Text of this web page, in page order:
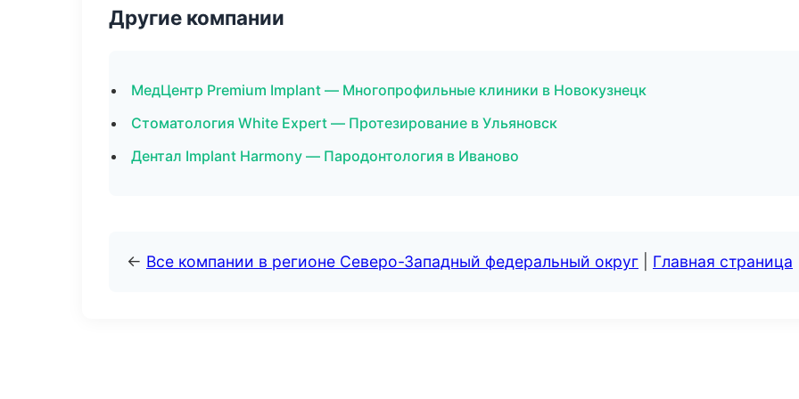
Другие компании
МедЦентр Premium Implant — Многопрофильные клиники в Новокузнецк
Стоматология White Expert — Протезирование в Ульяновск
Дентал Implant Harmony — Пародонтология в Иваново
← Все компании в регионе Северо-Западный федеральный округ Главная страница